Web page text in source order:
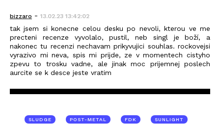
bizzaro - 13.02.23 13:42:02
tak jsem si konecne celou desku po nevoli, kterou ve me
precteni recenze vyvolalo, pustil, neb singl je boží, a
nakonec tu recenzi nechavam prikyvujici souhlas. rockovejsi
vyrazivo mi neva, spis mi prijde, ze v momentech cistyho
zpevu to trosku vadne, ale jinak moc prijemnej poslech
aurcite se k desce jeste vratim
SLUDGE POST-METAL FDK SUNLIGHT